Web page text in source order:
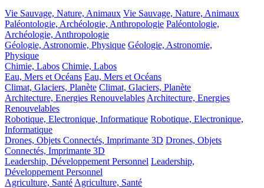
Vie Sauvage, Nature, Animaux Vie Sauvage, Nature, Animaux
Paléontologie, Archéologie, Anthropologie Paléontologie,
Archéologie, Anthropologie
Géologie, Astronomie, Physique Géologie, Astronomie,
Physique
Chimie, Labos Chimie, Labos
Eau, Mers et Océans Eau, Mers et Océans
Climat, Glaciers, Planète Climat, Glaciers, Planète
Architecture, Energies Renouvelables Architecture, Energies
Renouvelables
Robotique, Electronique, Informatique Robotique, Electronique,
Informatique
Drones, Objets Connectés, Imprimante 3D Drones, Objets
Connectés, Imprimante 3D
Leadership, Développement Personnel Leadership,
Développement Personnel
Agriculture, Santé Agriculture, Santé